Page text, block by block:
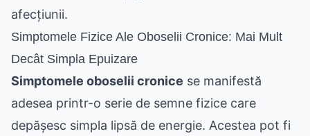
afecțiunii.
Simptomele Fizice Ale Oboselii Cronice: Mai Mult
Decât Simpla Epuizare
Simptomele oboselii cronice se manifestă
adesea printr-o serie de semne fizice care
depășesc simpla lipsă de energie. Acestea pot fi